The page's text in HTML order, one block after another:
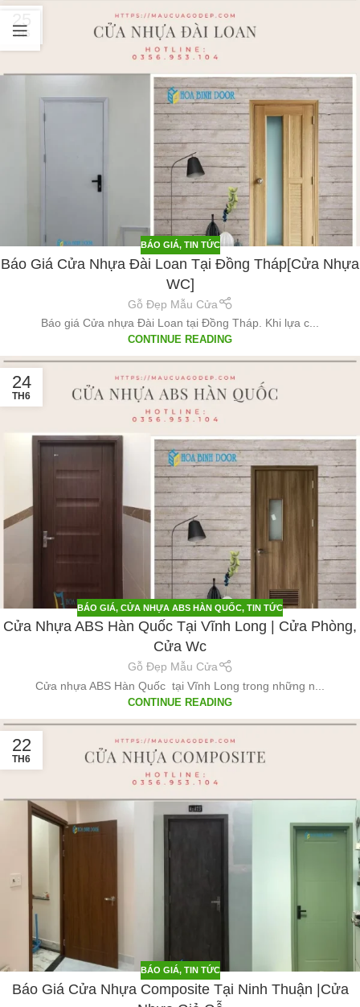
TH6
BÁO GIÁ, TIN TỨC
Báo Giá Cửa Nhựa Đài Loan Tại Đồng Tháp[Cửa Nhựa
WC]
Gỗ Đẹp Mẫu Cửa
Báo giá Cửa nhựa Đài Loan tại Đồng Tháp. Khi lựa c...
CONTINUE READING
24
TH6
BÁO GIÁ, CỬA NHỰA ABS HÀN QUỐC, TIN TỨC
Cửa Nhựa ABS Hàn Quốc Tại Vĩnh Long | Cửa Phòng,
Cửa Wc
Gỗ Đẹp Mẫu Cửa
Cửa nhựa ABS Hàn Quốc tại Vĩnh Long trong những n...
CONTINUE READING
22
TH6
BÁO GIÁ, TIN TỨC
Báo Giá Cửa Nhựa Composite Tại Ninh Thuận |Cửa